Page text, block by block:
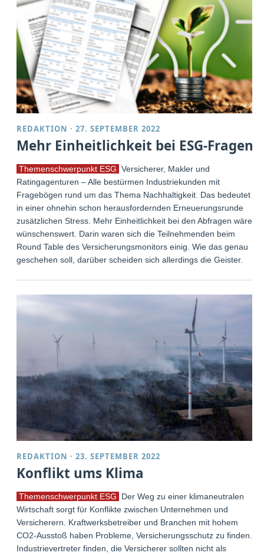
REDAKTION ·27. SEPTEMBER 2022
Mehr Einheitlichkeit bei ESG-Fragen
Themenschwerpunkt ESG Versicherer, Makler und
Ratingagenturen – Alle bestürmen Industriekunden mit
Fragebögen rund um das Thema Nachhaltigkeit. Das bedeutet
in einer ohnehin schon herausfordernden Erneuerungsrunde
zusätzlichen Stress. Mehr Einheitlichkeit bei den Abfragen wäre
wünschenswert. Darin waren sich die Teilnehmenden beim
Round Table des Versicherungsmonitors einig. Wie das genau
geschehen soll, darüber scheiden sich allerdings die Geister.
REDAKTION ·23. SEPTEMBER 2022
Konflikt ums Klima
Themenschwerpunkt ESG
Der Weg zu einer klimaneutralen
Wirtschaft sorgt für Konflikte zwischen Unternehmen und
Versicherern. Kraftwerksbetreiber und Branchen mit hohem
CO2-Ausstoß haben Probleme, Versicherungsschutz zu finden.
Industrievertreter finden, die Versicherer sollten nicht als